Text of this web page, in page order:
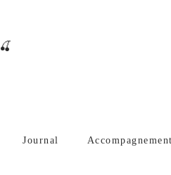
Journal Accompagnement